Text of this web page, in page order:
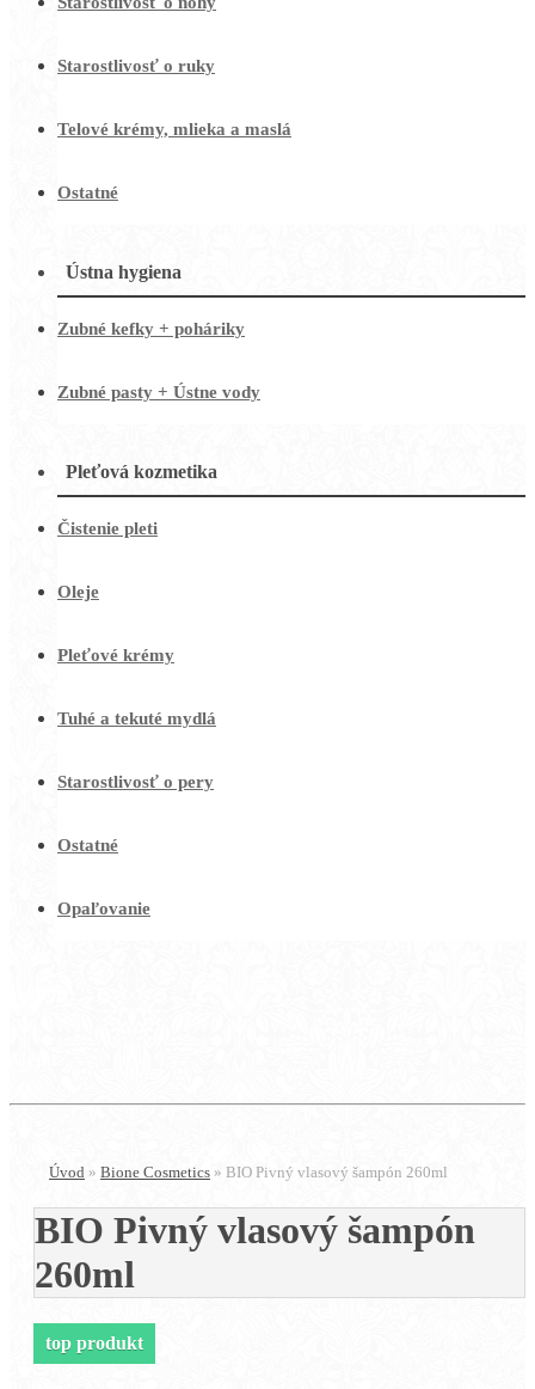
Starostlivosť o ruky
Telové krémy, mlieka a maslá
Ostatné
Ústna hygiena
Zubné kefky + poháriky
Zubné pasty + Ústne vody
Pleťová kozmetika
Čistenie pleti
Oleje
Pleťové krémy
Tuhé a tekuté mydlá
Starostlivosť o pery
Ostatné
Opaľovanie
Úvod » Bione Cosmetics » BIO Pivný vlasový šampón 260ml
BIO Pivný vlasový šampón
260ml
top produkt